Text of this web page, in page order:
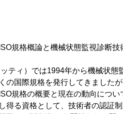
ISO規格概論と機械状態監視診
ティ）では1994年から機械状
の国際規格を発行してきました
規格の概要と現在の動向につ
る資格として、技術者の認証